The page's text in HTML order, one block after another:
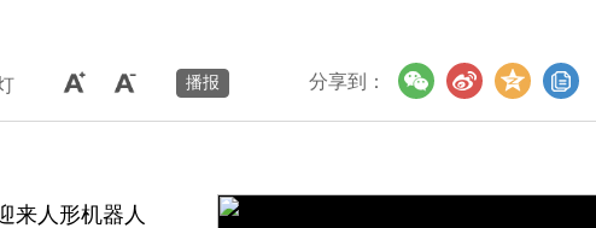
分享到：
来人形机器人